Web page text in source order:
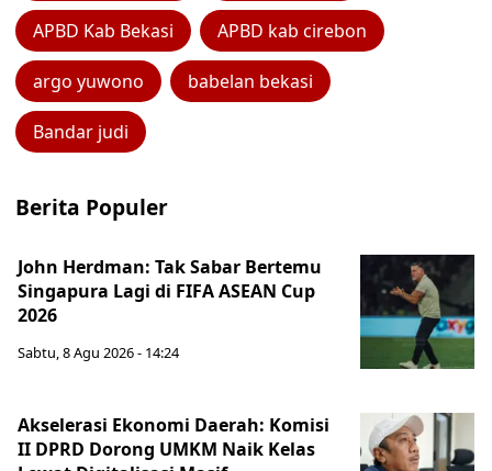
APBD Kab Bekasi APBD kab cirebon
argo yuwono babelan bekasi
Bandar judi
Berita Populer
John Herdman: Tak Sabar Bertemu
Singapura Lagi di FIFA ASEAN Cup
2026
Sabtu, 8 Agu 2026 - 14:24
Akselerasi Ekonomi Daerah: Komisi
II DPRD Dorong UMKM Naik Kelas